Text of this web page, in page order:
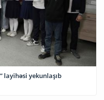
layihəsi yekunlaşıb